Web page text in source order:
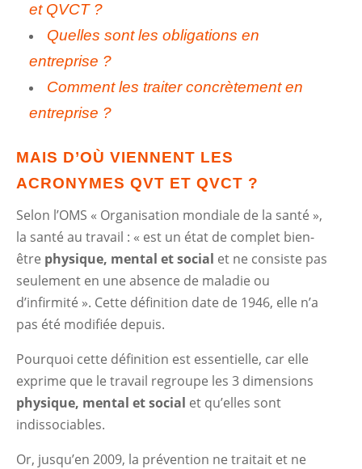
et QVCT ?
Quelles sont les obligations en
entreprise ?
Comment les traiter concrètement en
entreprise ?
MAIS D’OÙ VIENNENT LES
ACRONYMES QVT ET QVCT ?
Selon l’OMS « Organisation mondiale de la santé »,
la santé au travail : « est un état de complet bien-
être physique, mental et social et ne consiste pas
seulement en une absence de maladie ou
d’infirmité ». Cette définition date de 1946, elle n’a
pas été modifiée depuis.
Pourquoi cette définition est essentielle, car elle
exprime que le travail regroupe les 3 dimensions
physique, mental et social et qu’elles sont
indissociables.
Or, jusqu’en 2009, la prévention ne traitait et ne